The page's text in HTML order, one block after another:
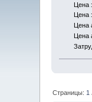
Цена
Цена
Цена
Страницы: 1